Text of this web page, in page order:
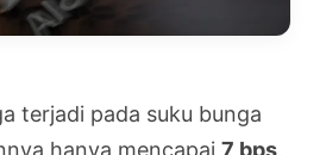
terjadi pada suku bunga
hanya mencapai 7 bps,